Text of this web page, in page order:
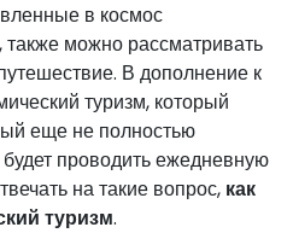
в космос
можно рассматривать
В дополнение к
туризм, который
еще не полностью
проводить ежедневную
на такие вопрос, как
туризм.